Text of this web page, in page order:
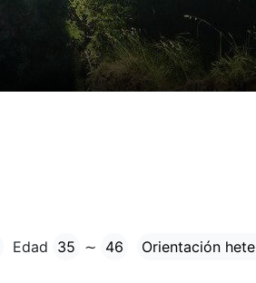
Edad 35 ∼ 46 Orientación